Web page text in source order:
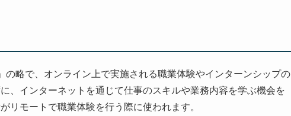
の略で、オンライン上で実施される職業体験やインターンシップの
、インターネットを通じて仕事のスキルや業務内容を学ぶ機会を
リモートで職業体験を行う際に使われます。